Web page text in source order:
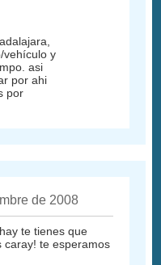
vehículo y
asi
por ahi
por
de 2008
te tienes que
caray! te esperamos